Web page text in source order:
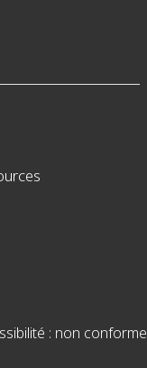
: non conforme